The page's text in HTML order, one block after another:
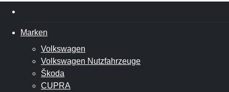
Marken
Volkswagen
Volkswagen Nutzfahrzeuge
Škoda
CUPRA